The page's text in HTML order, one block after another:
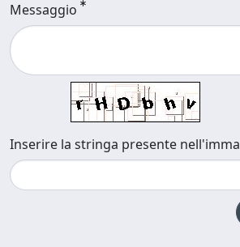
Messaggio
Inserire la stringa presente